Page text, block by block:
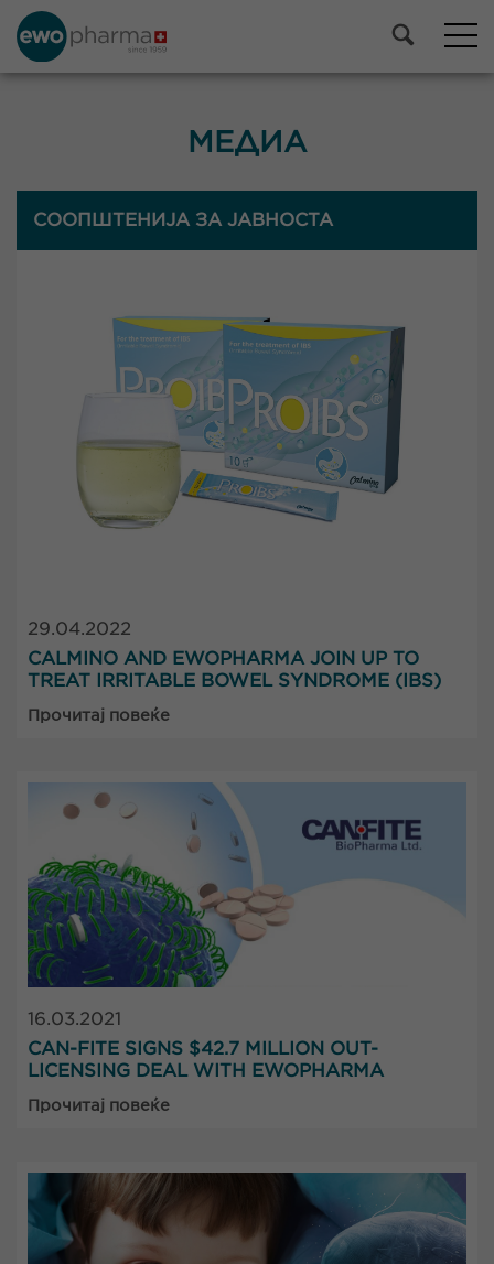
МЕДИА
СООПШТЕНИЈА ЗА ЈАВНОСТА
29.04.2022
CALMINO AND EWOPHARMA JOIN UP TO
TREAT IRRITABLE BOWEL SYNDROME (IBS)
Прочитај повеќе
16.03.2021
CAN-FITE SIGNS $42.7 MILLION OUT-
LICENSING DEAL WITH EWOPHARMA
Прочитај повеќе